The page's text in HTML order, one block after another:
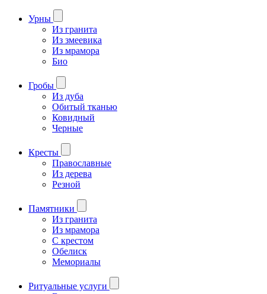
Урны
Из гранита
Из змеевика
Из мрамора
Био
Гробы
Из дуба
Обитый тканью
Ковидный
Черные
Кресты
Православные
Из дерева
Резной
Памятники
Из гранита
Из мрамора
С крестом
Обелиск
Мемориалы
Ритуальные услуги